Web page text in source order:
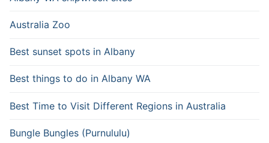
Australia Zoo
Best sunset spots in Albany
Best things to do in Albany WA
Best Time to Visit Different Regions in Australia
Bungle Bungles (Purnululu)